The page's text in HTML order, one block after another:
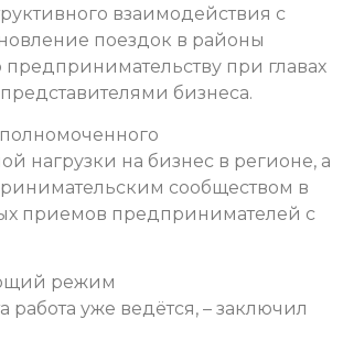
взаимодействия с
поездок в районы
предпринимательству при главах
бизнеса.
нагрузки на бизнес в регионе, а
сообществом в
приемов предпринимателей с
режим
работа уже ведётся, – заключил